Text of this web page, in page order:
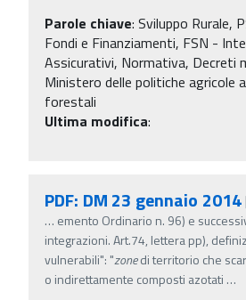
Parole chiave: Sviluppo Rurale,
Fondi e Finanziamenti, FSN -
Assicurativi, Normativa, Decreti
Ministero delle politiche agricole
forestali
Ultima modifica:
PDF: DM 23 gennaio 2014
… emento Ordinario n. 96) e
integrazioni. Art.74, lettera pp),
vulnerabili": "zonedi territorio che
o indirettamente composti azotati …